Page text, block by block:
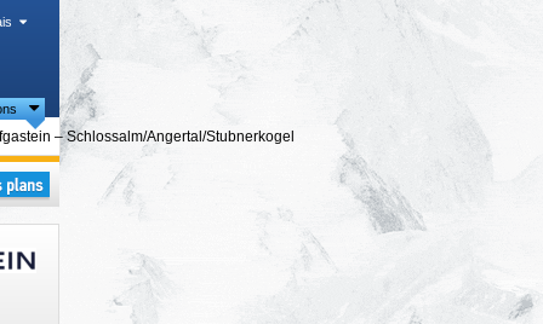
– Schlossalm/​Angertal/​Stubnerkogel